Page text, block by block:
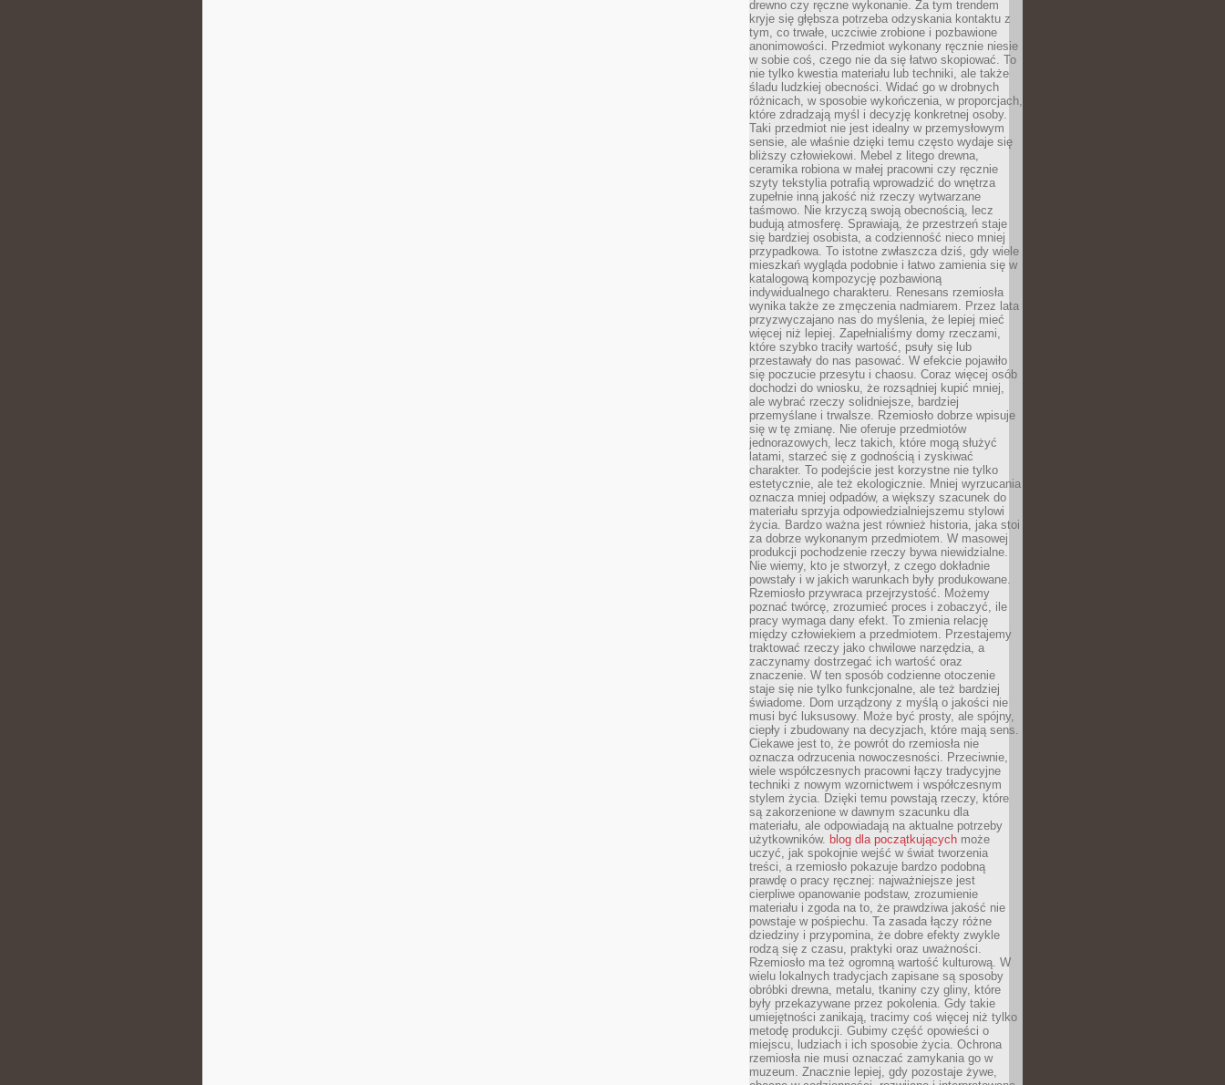
drewno czy ręczne wykonanie. Za tym trendem
kryje się głębsza potrzeba odzyskania kontaktu z
tym, co trwałe, uczciwie zrobione i pozbawione
anonimowości. Przedmiot wykonany ręcznie niesie
w sobie coś, czego nie da się łatwo skopiować. To
nie tylko kwestia materiału lub techniki, ale także
śladu ludzkiej obecności. Widać go w drobnych
różnicach, w sposobie wykończenia, w proporcjach,
które zdradzają myśl i decyzję konkretnej osoby.
Taki przedmiot nie jest idealny w przemysłowym
sensie, ale właśnie dzięki temu często wydaje się
bliższy człowiekowi. Mebel z litego drewna,
ceramika robiona w małej pracowni czy ręcznie
szyty tekstylia potrafią wprowadzić do wnętrza
zupełnie inną jakość niż rzeczy wytwarzane
taśmowo. Nie krzyczą swoją obecnością, lecz
budują atmosferę. Sprawiają, że przestrzeń staje
się bardziej osobista, a codzienność nieco mniej
przypadkowa. To istotne zwłaszcza dziś, gdy wiele
mieszkań wygląda podobnie i łatwo zamienia się w
katalogową kompozycję pozbawioną
indywidualnego charakteru. Renesans rzemiosła
wynika także ze zmęczenia nadmiarem. Przez lata
przyzwyczajano nas do myślenia, że lepiej mieć
więcej niż lepiej. Zapełnialiśmy domy rzeczami,
które szybko traciły wartość, psuły się lub
przestawały do nas pasować. W efekcie pojawiło
się poczucie przesytu i chaosu. Coraz więcej osób
dochodzi do wniosku, że rozsądniej kupić mniej,
ale wybrać rzeczy solidniejsze, bardziej
przemyślane i trwalsze. Rzemiosło dobrze wpisuje
się w tę zmianę. Nie oferuje przedmiotów
jednorazowych, lecz takich, które mogą służyć
latami, starzeć się z godnością i zyskiwać
charakter. To podejście jest korzystne nie tylko
estetycznie, ale też ekologicznie. Mniej wyrzucania
oznacza mniej odpadów, a większy szacunek do
materiału sprzyja odpowiedzialniejszemu stylowi
życia. Bardzo ważna jest również historia, jaka stoi
za dobrze wykonanym przedmiotem. W masowej
produkcji pochodzenie rzeczy bywa niewidzialne.
Nie wiemy, kto je stworzył, z czego dokładnie
powstały i w jakich warunkach były produkowane.
Rzemiosło przywraca przejrzystość. Możemy
poznać twórcę, zrozumieć proces i zobaczyć, ile
pracy wymaga dany efekt. To zmienia relację
między człowiekiem a przedmiotem. Przestajemy
traktować rzeczy jako chwilowe narzędzia, a
zaczynamy dostrzegać ich wartość oraz
znaczenie. W ten sposób codzienne otoczenie
staje się nie tylko funkcjonalne, ale też bardziej
świadome. Dom urządzony z myślą o jakości nie
musi być luksusowy. Może być prosty, ale spójny,
ciepły i zbudowany na decyzjach, które mają sens.
Ciekawe jest to, że powrót do rzemiosła nie
oznacza odrzucenia nowoczesności. Przeciwnie,
wiele współczesnych pracowni łączy tradycyjne
techniki z nowym wzornictwem i współczesnym
stylem życia. Dzięki temu powstają rzeczy, które
są zakorzenione w dawnym szacunku dla
materiału, ale odpowiadają na aktualne potrzeby
użytkowników. blog dla początkujących może
uczyć, jak spokojnie wejść w świat tworzenia
treści, a rzemiosło pokazuje bardzo podobną
prawdę o pracy ręcznej: najważniejsze jest
cierpliwe opanowanie podstaw, zrozumienie
materiału i zgoda na to, że prawdziwa jakość nie
powstaje w pośpiechu. Ta zasada łączy różne
dziedziny i przypomina, że dobre efekty zwykle
rodzą się z czasu, praktyki oraz uważności.
Rzemiosło ma też ogromną wartość kulturową. W
wielu lokalnych tradycjach zapisane są sposoby
obróbki drewna, metalu, tkaniny czy gliny, które
były przekazywane przez pokolenia. Gdy takie
umiejętności zanikają, tracimy coś więcej niż tylko
metodę produkcji. Gubimy część opowieści o
miejscu, ludziach i ich sposobie życia. Ochrona
rzemiosła nie musi oznaczać zamykania go w
muzeum. Znacznie lepiej, gdy pozostaje żywe,